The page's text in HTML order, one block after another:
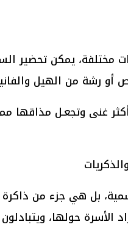
مختلفة، يمكن تحضير
رشة من الهيل
غنى وتجعـل مذاقها
بل هي جزء من
الأسرة حولها،